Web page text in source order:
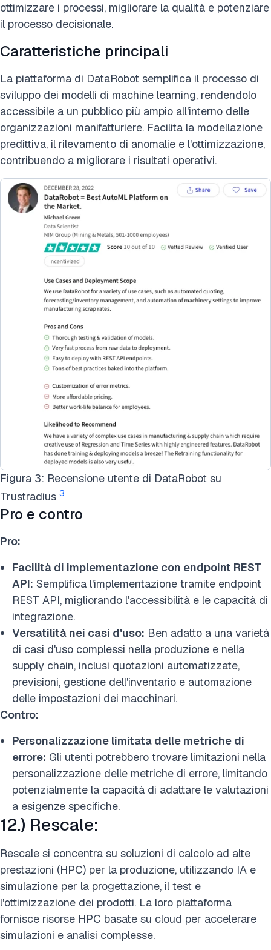
ottimizzare i processi, migliorare la qualità e potenziare
il processo decisionale.
Caratteristiche principali
La piattaforma di DataRobot semplifica il processo di
sviluppo dei modelli di machine learning, rendendolo
accessibile a un pubblico più ampio all'interno delle
organizzazioni manifatturiere. Facilita la modellazione
predittiva, il rilevamento di anomalie e l'ottimizzazione,
contribuendo a migliorare i risultati operativi.
Figura 3: Recensione utente di DataRobot su
Trustradius 3
Pro e contro
Pro:
Facilità di implementazione con endpoint REST
API: Semplifica l'implementazione tramite endpoint
REST API, migliorando l'accessibilità e le capacità di
integrazione.
Versatilità nei casi d'uso: Ben adatto a una varietà
di casi d'uso complessi nella produzione e nella
supply chain, inclusi quotazioni automatizzate,
previsioni, gestione dell'inventario e automazione
delle impostazioni dei macchinari.
Contro:
Personalizzazione limitata delle metriche di
errore: Gli utenti potrebbero trovare limitazioni nella
personalizzazione delle metriche di errore, limitando
potenzialmente la capacità di adattare le valutazioni
a esigenze specifiche.
12.) Rescale:
Rescale si concentra su soluzioni di calcolo ad alte
prestazioni (HPC) per la produzione, utilizzando IA e
simulazione per la progettazione, il test e
l'ottimizzazione dei prodotti. La loro piattaforma
fornisce risorse HPC basate su cloud per accelerare
simulazioni e analisi complesse.